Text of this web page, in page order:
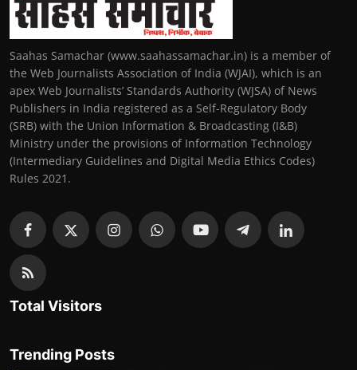
Saahas Samachar (www.saahassamachar.in) is a member of
the Web Journalists Association of India (WJAI), which is an
apex Web Journalists’ Standards Authority (WJSA) of News
Publishers in India registered as a Self-Regulatory Body
(SRB) with the Union Information & Broadcasting (I&B)
Ministry under the provisions of Information Technology
(Intermediary Guidelines and Digital Media Ethics Codes)
Rules 2021.
Total Visitors
Trending Posts